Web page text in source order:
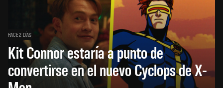
HACE 2 DÍAS
Kit Connor estaría a punto de
convertirse en el nuevo Cyclops de X-